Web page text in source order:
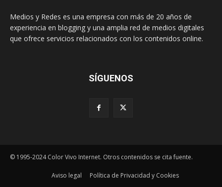
Medios y Redes es una empresa con más de 20 años de
experiencia en blogging y una amplia red de medios digitales
que ofrece servicios relacionados con los contenidos online.
SÍGUENOS
© 1995-2024 Color Vivo Internet. Otros contenidos se cita fuente.
Aviso legal Política de Privacidad y Cookies